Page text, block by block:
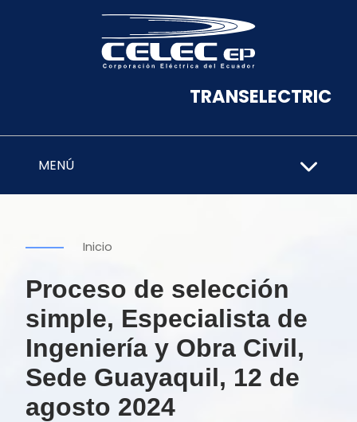
TRANSELECTRIC
MENÚ
Inicio
Proceso de selección
simple, Especialista de
Ingeniería y Obra Civil,
Sede Guayaquil, 12 de
agosto 2024